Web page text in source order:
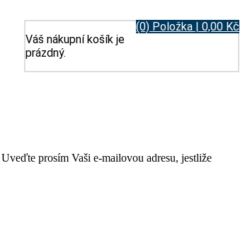
(0) Položka | 0,00 Kč
Váš nákupní košík je
prázdný.
prosím Vaši e-mailovou adresu, jestliže